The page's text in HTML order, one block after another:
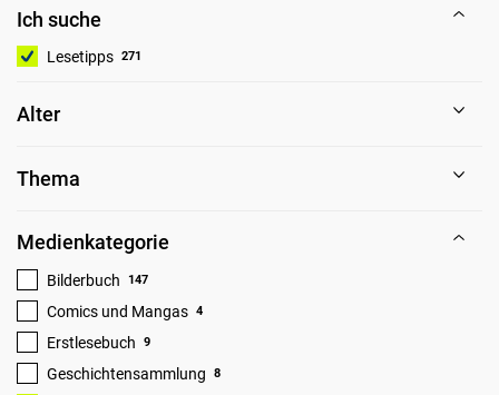
Ich suche
Lesetipps 271
Alter
Thema
Medienkategorie
Bilderbuch 147
Comics und Mangas 4
Erstlesebuch 9
Geschichtensammlung 8